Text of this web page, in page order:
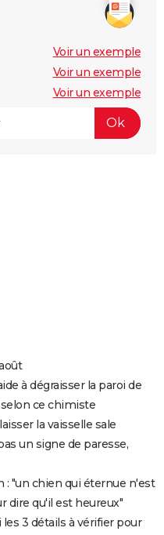
Voir un exemple
Voir un exemple
Voir un exemple
à dégraisser la paroi de
ce chimiste
la vaisselle sale
un signe de paresse,
: "un chien qui éternue n'est
dire qu'il est heureux"
3 détails à vérifier pour